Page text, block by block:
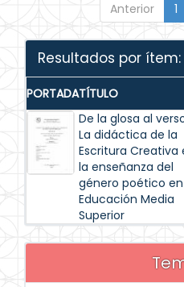
Anterior 1
Resultados por ítem:
PORTADATÍTULO
De la glosa al
La didáctica de la
Escritura Creativa
la enseñanza del
género poético en
Educación Media
Superior